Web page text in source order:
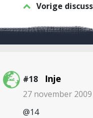
Vorige
#18 Inje
27 november 2009
@14